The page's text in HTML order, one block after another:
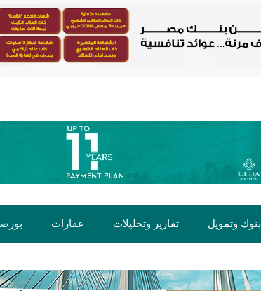
بنوك وتمويل تقارير وتحليلات عقارات